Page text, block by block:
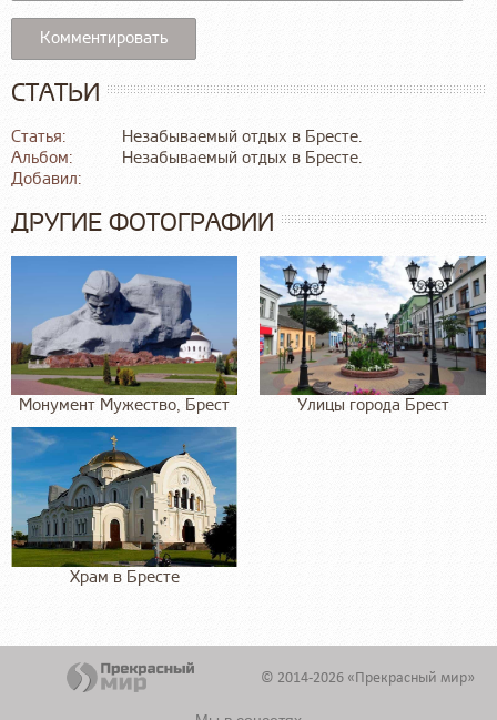
СТАТЬИ
Статья:
Незабываемый отдых в Бресте.
Альбом:
Незабываемый отдых в Бресте.
Добавил:
ДРУГИЕ ФОТОГРАФИИ
Монумент Мужество, Брест Улицы города Брест
Храм в Бресте
© 2014-2026 «Прекрасный мир»